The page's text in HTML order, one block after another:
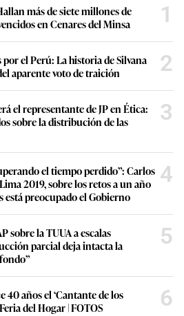
más de siete millones de
en Cenares del Minsa
1
el Perú: La historia de Silvana
aparente voto de traición
2
el representante de JP en Ética:
sobre la distribución de las
3
el tiempo perdido”: Carlos
2019, sobre los retos a un año
está preocupado el Gobierno
4
sobre la TUUA a escalas
parcial deja intacta la
5
40 años el ‘Cantante de los
del Hogar | FOTOS
6